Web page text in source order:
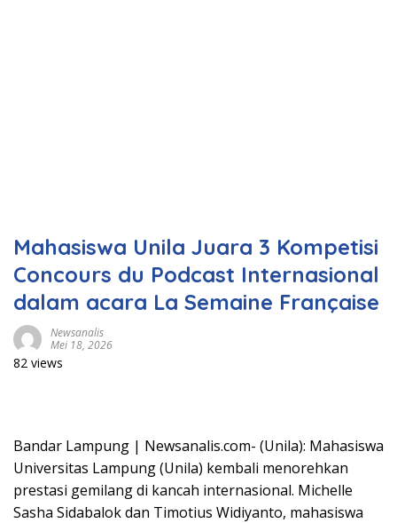
Mahasiswa Unila Juara 3 Kompetisi
Concours du Podcast Internasional
dalam acara La Semaine Française
Newsanalis
Mei 18, 2026
82 views
Bandar Lampung | Newsanalis.com- (Unila): Mahasiswa
Universitas Lampung (Unila) kembali menorehkan
prestasi gemilang di kancah internasional. Michelle
Sasha Sidabalok dan Timotius Widiyanto, mahasiswa